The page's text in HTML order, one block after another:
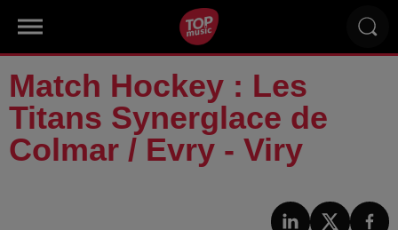
Match Hockey : Les
Titans Synerglace de
Colmar / Evry - Viry